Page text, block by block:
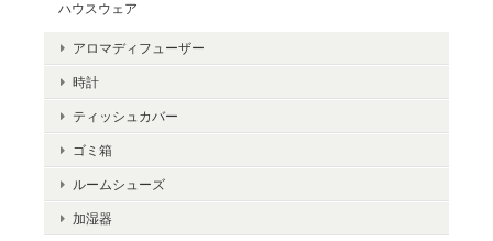
ハウスウェア
アロマディフューザー
時計
ティッシュカバー
ゴミ箱
ルームシューズ
加湿器